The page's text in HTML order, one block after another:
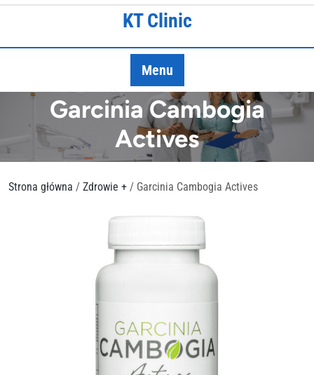
Skip
KT Clinic
Menu
Garcinia Cambogia
Actives
Strona główna / Zdrowie + / Garcinia Cambogia Actives